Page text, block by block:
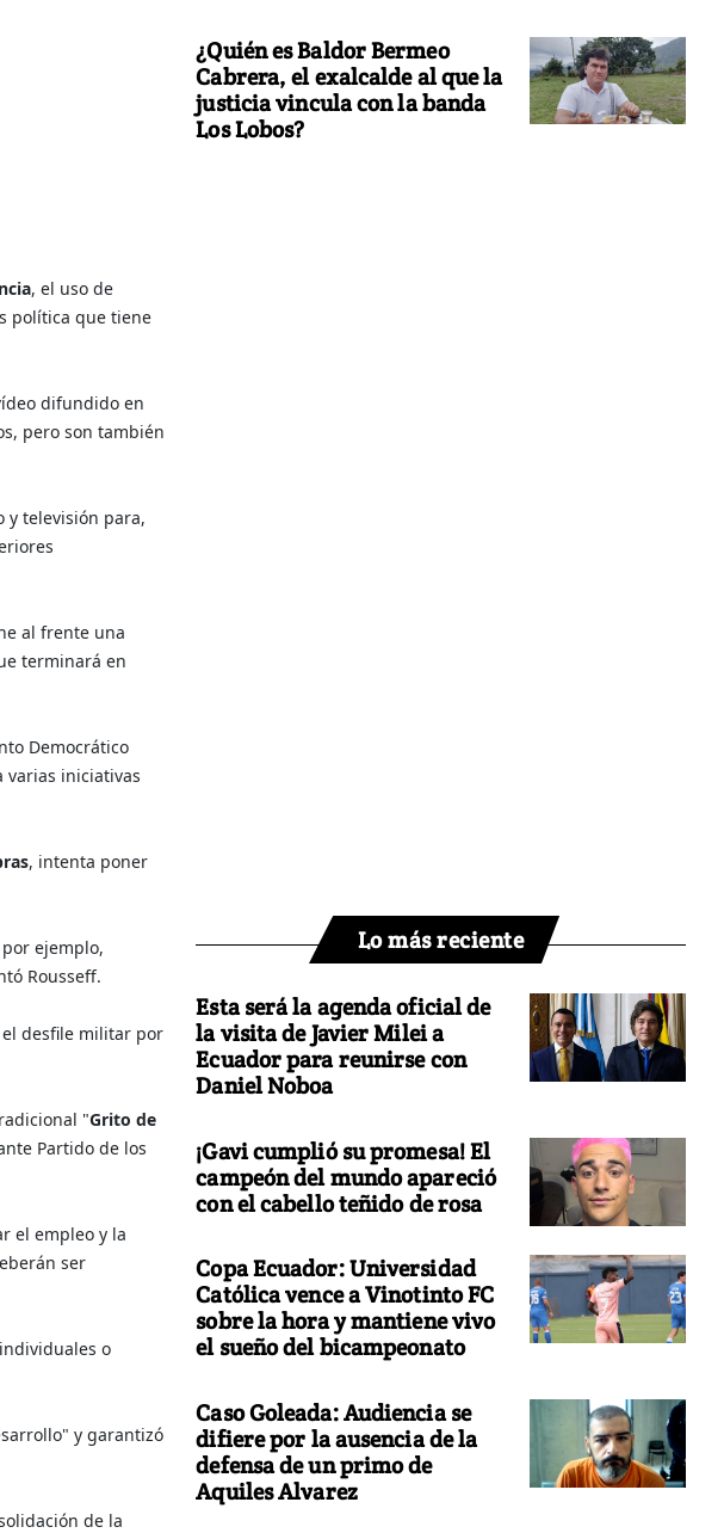
, el uso de
política que tiene
difundido en
pero son también
y televisión para,
al frente una
terminará en
Democrático
varias iniciativas
, intenta poner
ejemplo,
Rousseff.
desfile militar por
"Grito de
Partido de los
el empleo y la
ser
o
y garantizó
de la
¿Quién es Baldor Bermeo
Cabrera, el exalcalde al que la
justicia vincula con la banda
Los Lobos?
Lo más reciente
Esta será la agenda oficial de
la visita de Javier Milei a
Ecuador para reunirse con
Daniel Noboa
¡Gavi cumplió su promesa! El
campeón del mundo apareció
con el cabello teñido de rosa
Copa Ecuador: Universidad
Católica vence a Vinotinto FC
sobre la hora y mantiene vivo
el sueño del bicampeonato
Caso Goleada: Audiencia se
difiere por la ausencia de la
defensa de un primo de
Aquiles Alvarez